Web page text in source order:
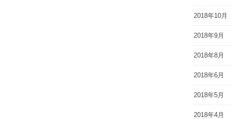
2018年10月
2018年9月
2018年8月
2018年6月
2018年5月
2018年4月